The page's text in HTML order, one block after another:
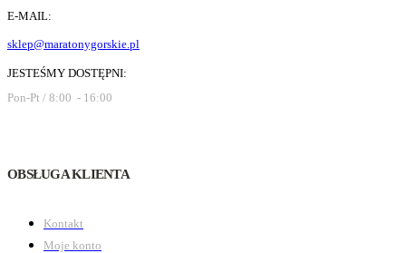
E-MAIL:
sklep@maratonygorskie.pl
JESTEŚMY DOSTĘPNI:
Pon-Pt / 8:00 - 16:00
OBSŁUGA KLIENTA
Kontakt
Moje konto